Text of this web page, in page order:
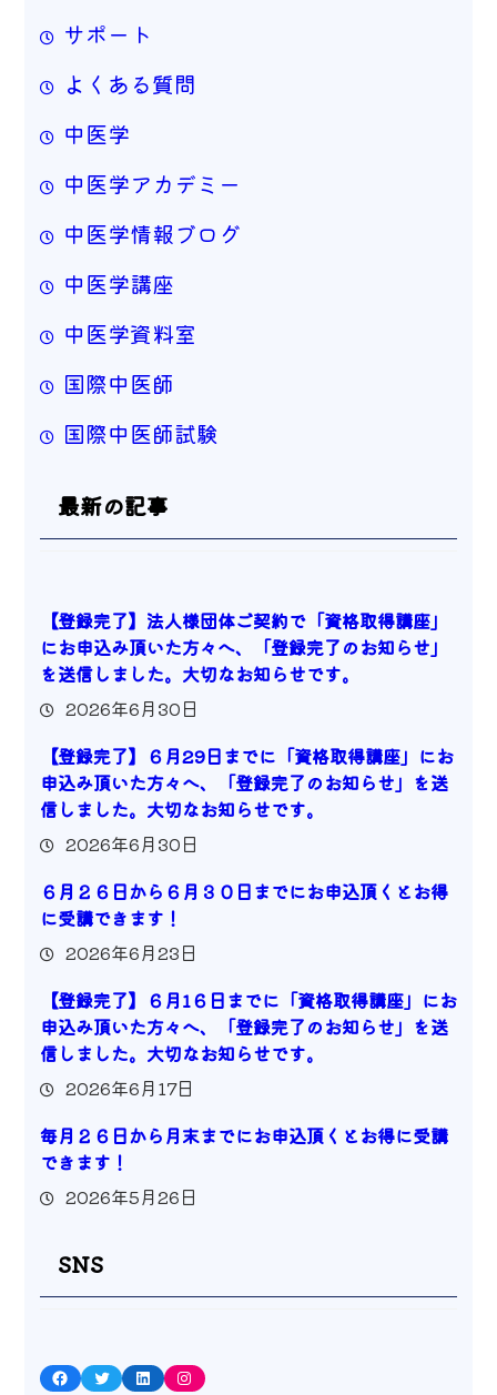
サポート
よくある質問
中医学
中医学アカデミー
中医学情報ブログ
中医学講座
中医学資料室
国際中医師
国際中医師試験
最新の記事
【登録完了】法人様団体ご契約で「資格取得講座」
にお申込み頂いた方々へ、「登録完了のお知らせ」
を送信しました。大切なお知らせです。
2026年6月30日
【登録完了】６月29日までに「資格取得講座」にお
申込み頂いた方々へ、「登録完了のお知らせ」を送
信しました。大切なお知らせです。
2026年6月30日
６月２６日から６月３０日までにお申込頂くとお得
に受講できます！
2026年6月23日
【登録完了】６月1６日までに「資格取得講座」にお
申込み頂いた方々へ、「登録完了のお知らせ」を送
信しました。大切なお知らせです。
2026年6月17日
毎月２６日から月末までにお申込頂くとお得に受講
できます！
2026年5月26日
SNS
Facebook Twitter LinkedIn Instagram